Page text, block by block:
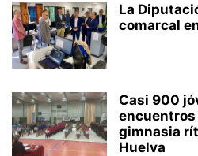
La
comarcal
Casi 900
gimnasia
Huelva